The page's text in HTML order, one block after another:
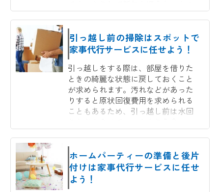
引っ越し前の掃除はスポットで
家事代行サービスに任せよう！
引っ越しをする際は、部屋を借りた
ときの綺麗な状態に戻しておくこと
が求められます。汚れなどがあった
りすると原状回復費用を求められる
こともあるため、引っ越し前は水回
ホームパーティーの準備と後片
付けは家事代行サービスに任せ
よう！